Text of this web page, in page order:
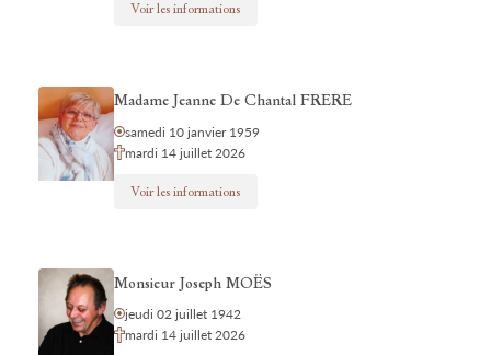
Voir les informations
Madame Jeanne De Chantal FRERE
samedi 10 janvier 1959
mardi 14 juillet 2026
Voir les informations
Monsieur Joseph MOËS
jeudi 02 juillet 1942
mardi 14 juillet 2026